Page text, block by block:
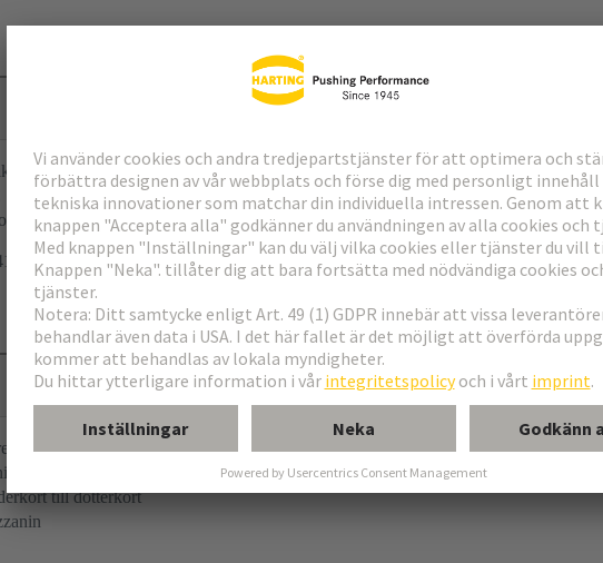
till dotterkort